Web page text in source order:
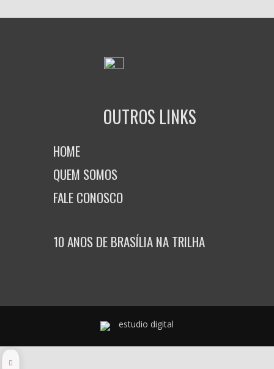
OUTROS LINKS
HOME
QUEM SOMOS
FALE CONOSCO
10 ANOS DE BRASÍLIA NA TRILHA
estudio digital